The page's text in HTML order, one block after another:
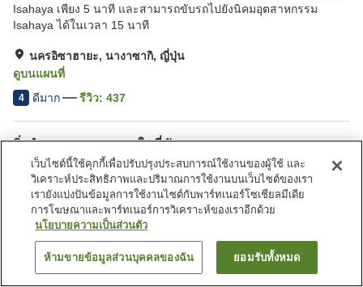
Isahaya เพียง 5 นาที และสามารถขับรถไปยังนิคมอุตสาหกรรม
Isahaya ได้ในเวลา 15 นาที
นครอิซาฮายะ, นางาซากิ, ญี่ปุ่น
ดูบนแผนที่
4 ดีมาก รีวิว: 437
สิ่งอำนวยความสะดวกในที่พัก
ที่จอดรถ
สปา/บิวตี้ซาลอน
ร้านอาหาร
ตู้จำหน่ายอัตโนมัติ
หน้าแรก ญี่ปุ่น นางาซากิ
Hotel Flags Isahaya Nagasaki
ค้นหาห้องพัก
เว็บไซต์นี้ใช้คุกกี้เพื่อปรับปรุงประสบการณ์ใช้งานของผู้ใช้ และ
วิเคราะห์ประสิทธิภาพและปริมาณการใช้งานบนเว็บไซต์ของเรา
เรายังแบ่งปันข้อมูลการใช้งานไซต์กับพาร์ทเนอร์โซเชียลมีเดีย
การโฆษณาและพาร์ทเนอร์การวิเคราะห์ของเราอีกด้วย
นโยบายความเป็นส่วนตัว
ห้ามขายข้อมูลส่วนบุคคลของฉัน ยอมรับทั้งหมด